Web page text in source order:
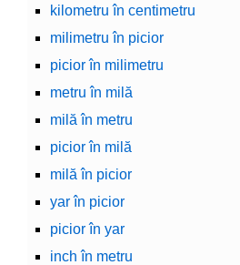
kilometru în centimetru
milimetru în picior
picior în milimetru
metru în milă
milă în metru
picior în milă
milă în picior
yar în picior
picior în yar
inch în metru